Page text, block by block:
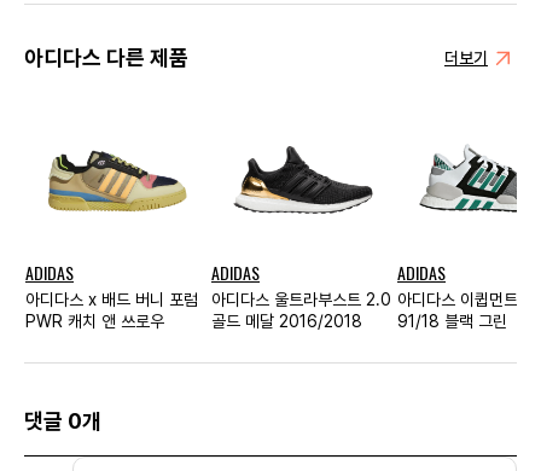
아디다스 다른 제품 더보기
ADIDAS
아디다스 x 배드 버니 포럼
PWR 캐치 앤 쓰로우
ADIDAS
아디다스 울트라부스트 2.0
골드 메달 2016/2018
ADIDAS
아디다스 이큅먼트 서
91/18 블랙 그린
댓글 0개